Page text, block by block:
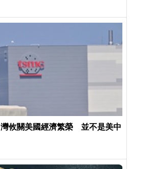
攸關美國經濟繁榮 並不是美中